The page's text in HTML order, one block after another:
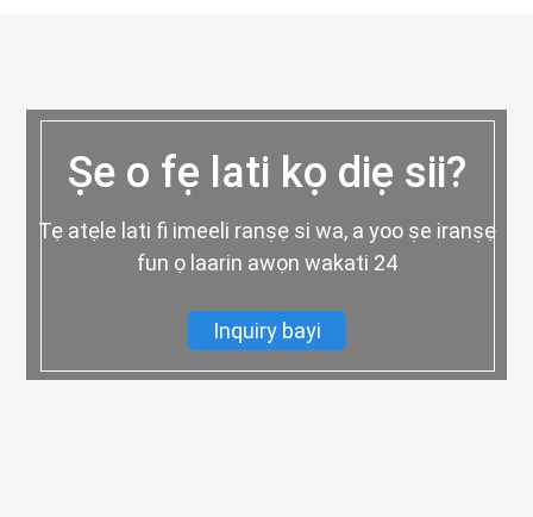
Ṣe o fẹ lati kọ diẹ sii?
Tẹ atẹle lati fi imeeli ranṣẹ si wa, a yoo ṣe iranṣẹ
fun ọ laarin awọn wakati 24
Inquiry bayi